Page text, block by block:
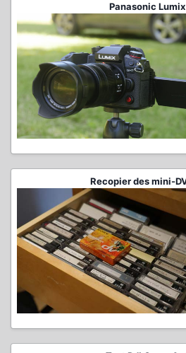
Panasonic
Recopier des mini-